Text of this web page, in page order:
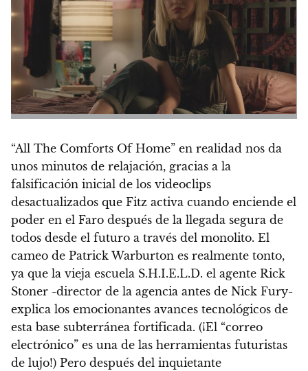
“All The Comforts Of Home” en realidad nos da
unos minutos de relajación, gracias a la
falsificación inicial de los videoclips
desactualizados que Fitz activa cuando enciende el
poder en el Faro después de la llegada segura de
todos desde el futuro a través del monolito. El
cameo de Patrick Warburton es realmente tonto,
ya que la vieja escuela S.H.I.E.L.D. el agente Rick
Stoner -director de la agencia antes de Nick Fury-
explica los emocionantes avances tecnológicos de
esta base subterránea fortificada. (¡El “correo
electrónico” es una de las herramientas futuristas
de lujo!) Pero después del inquietante